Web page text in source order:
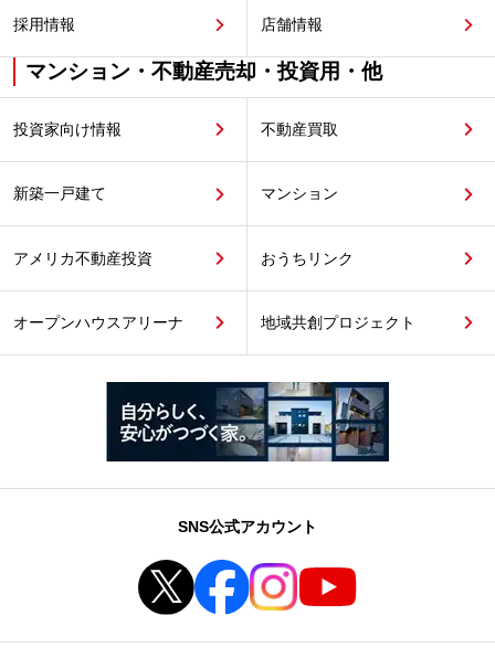
採用情報 店舗情報
マンション・不動産売却・投資用・他
投資家向け情報 不動産買取
新築一戸建て マンション
アメリカ不動産投資 おうちリンク
オープンハウスアリーナ 地域共創プロジェクト
SNS公式アカウント